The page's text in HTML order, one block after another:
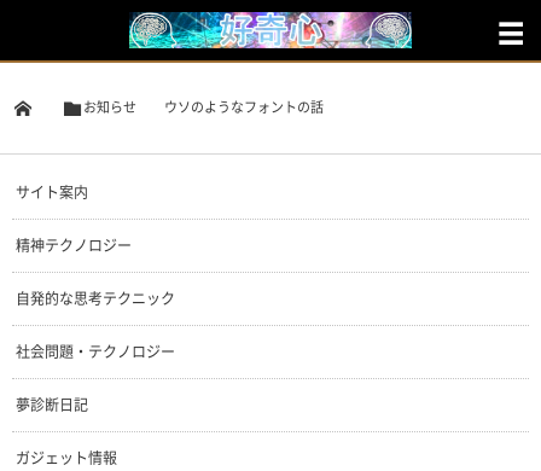
お知らせ ウソのようなフォントの話
サイト案内
精神テクノロジー
自発的な思考テクニック
社会問題・テクノロジー
夢診断日記
ガジェット情報